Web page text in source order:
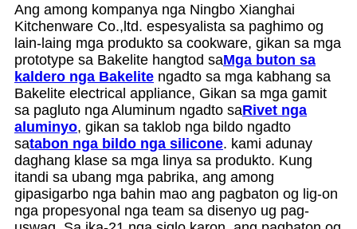
Ang among kompanya nga Ningbo Xianghai
Kitchenware Co.,ltd. espesyalista sa paghimo og
lain-laing mga produkto sa cookware, gikan sa mga
prototype sa Bakelite hangtod saMga buton sa
kaldero nga Bakelite ngadto sa mga kabhang sa
Bakelite electrical appliance, Gikan sa mga gamit
sa pagluto nga Aluminum ngadto saRivet nga
aluminyo, gikan sa taklob nga bildo ngadto
satabon nga bildo nga silicone. kami adunay
daghang klase sa mga linya sa produkto. Kung
itandi sa ubang mga pabrika, ang among
gipasigarbo nga bahin mao ang pagbaton og lig-on
nga propesyonal nga team sa disenyo ug pag-